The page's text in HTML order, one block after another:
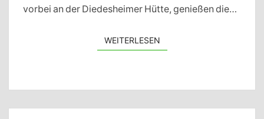
vorbei an der Diedesheimer Hütte, genießen die…
WEITERLESENWEITERLESEN